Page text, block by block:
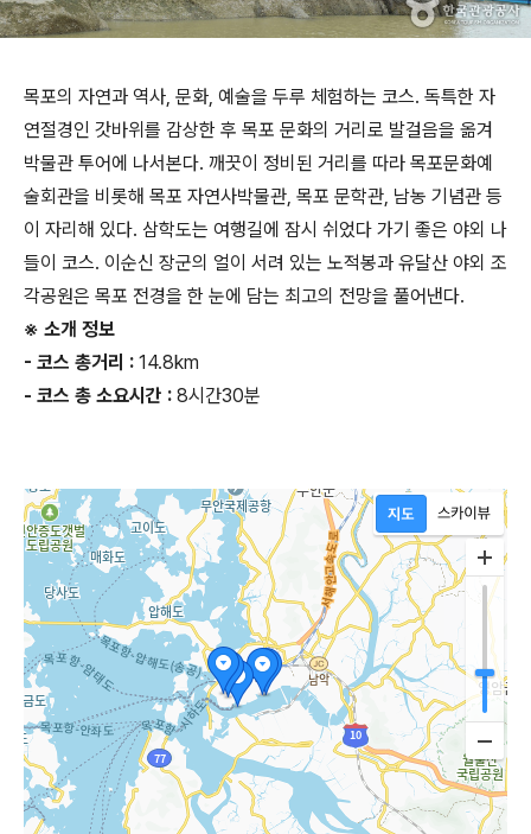
목포의 자연과 역사, 문화, 예술을 두루 체험하는 코스. 독특한 자
연절경인 갓바위를 감상한 후 목포 문화의 거리로 발걸음을 옮겨
박물관 투어에 나서본다. 깨끗이 정비된 거리를 따라 목포문화예
술회관을 비롯해 목포 자연사박물관, 목포 문학관, 남농 기념관 등
이 자리해 있다. 삼학도는 여행길에 잠시 쉬었다 가기 좋은 야외 나
들이 코스. 이순신 장군의 얼이 서려 있는 노적봉과 유달산 야외 조
각공원은 목포 전경을 한 눈에 담는 최고의 전망을 풀어낸다.
※ 소개 정보
- 코스 총거리 : 14.8km
- 코스 총 소요시간 : 8시간30분